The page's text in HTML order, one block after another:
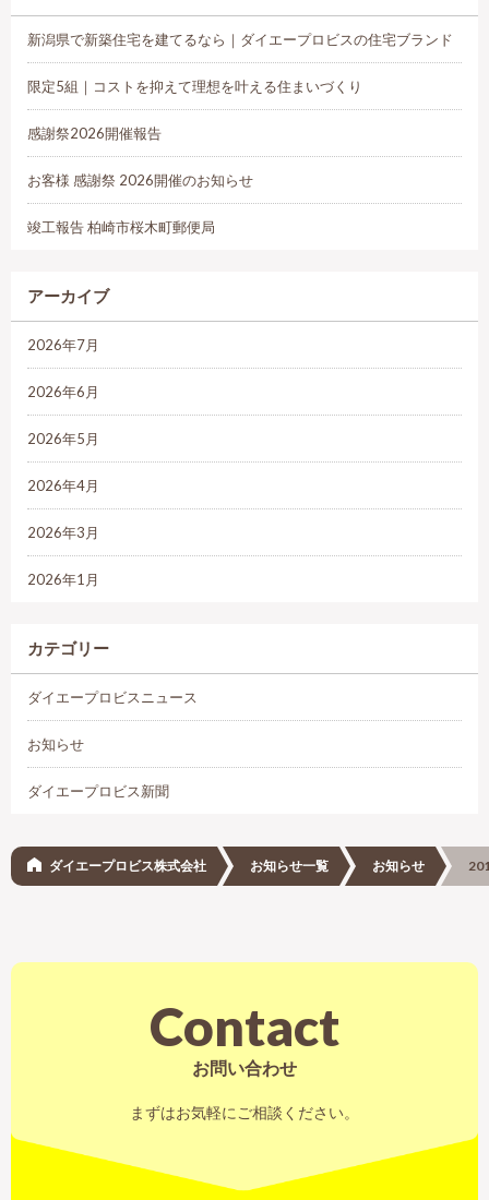
新潟県で新築住宅を建てるなら｜ダイエープロビスの住宅ブランド
限定5組｜コストを抑えて理想を叶える住まいづくり
感謝祭2026開催報告
お客様 感謝祭 2026開催のお知らせ
竣工報告 柏崎市桜木町郵便局
アーカイブ
2026年7月
2026年6月
2026年5月
2026年4月
2026年3月
2026年1月
カテゴリー
ダイエープロビスニュース
お知らせ
ダイエープロビス新聞
ダイエープロビス株式会社 お知らせ一覧 お知らせ
Contact
お問い合わせ
まずはお気軽にご相談ください。